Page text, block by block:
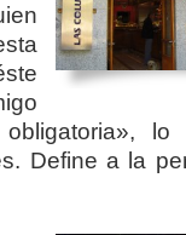
lo
Define a la